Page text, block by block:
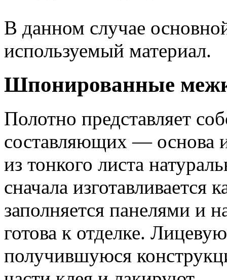
В данном случае
используемый материал.
Шпонированные
Полотно представляет
составляющих — основа
из тонкого листа
сначала изготавливается
заполняется панелями и
готова к отделке.
получившуюся